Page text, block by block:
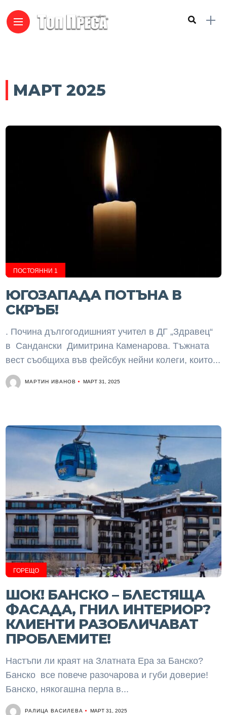
МАРТ 2025
ПОСТОЯННИ 1
ЮГОЗАПАДА ПОТЪНА В
СКРЪБ!
. Почина дългогодишният учител в ДГ „Здравец“
в Сандански Димитрина Каменарова. Тъжната
вест съобщиха във фейсбук нейни колеги, които...
МАРТИН ИВАНОВ МАРТ 31, 2025
ГОРЕЩО
ШОК! БАНСКО – БЛЕСТЯЩА
ФАСАДА, ГНИЛ ИНТЕРИОР?
КЛИЕНТИ РАЗОБЛИЧАВАТ
ПРОБЛЕМИТЕ!
Настъпи ли краят на Златната Ера за Банско?
Банско все повече разочарова и губи доверие!
Банско, някогашна перла в...
РАЛИЦА ВАСИЛЕВА МАРТ 31, 2025